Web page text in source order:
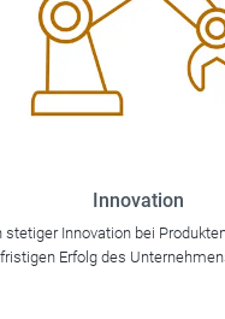
Innovation
Innovation bei
Erfolg des